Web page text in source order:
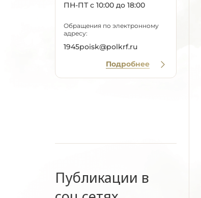
ПН-ПТ с 10:00 до 18:00
Обращения по электронному
адресу:
1945poisk@polkrf.ru
Подробнее
Публикации в